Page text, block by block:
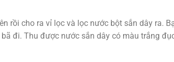
rồi cho ra vỉ lọc và lọc nước bột sắn dây ra.
đi. Thu được nước sắn dây có màu trắng